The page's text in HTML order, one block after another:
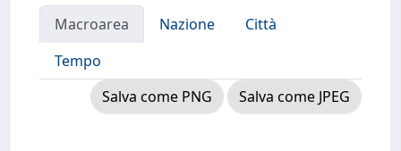
Macroarea Nazione
Città
Tempo
Salva come PNG
Salva come JPEG